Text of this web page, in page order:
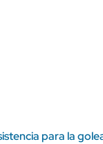
para la